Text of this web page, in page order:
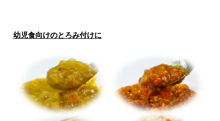
幼児食向けのとろみ付けに